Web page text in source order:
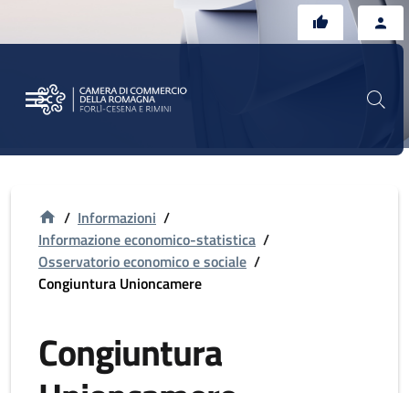
/ Informazioni /
Informazione economico-statistica /
Osservatorio economico e sociale /
Congiuntura Unioncamere
Congiuntura